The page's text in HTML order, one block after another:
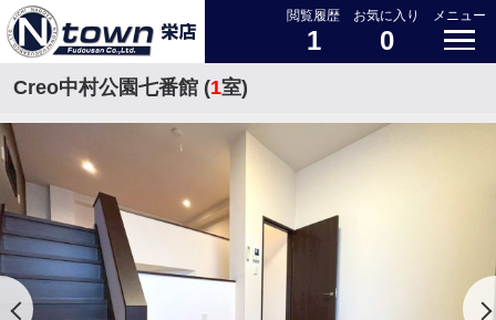
閲覧履歴
1
お気に入り
0
メニュー
Creo中村公園七番館 (1室)